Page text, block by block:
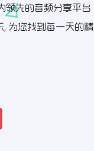
领先的音频分享平台
, 为您找到每一天的精